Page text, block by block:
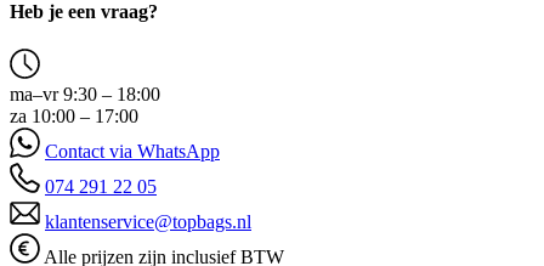
Heb je een vraag?
ma–vr 9:30 – 18:00
za 10:00 – 17:00
Contact via WhatsApp
074 291 22 05
klantenservice@topbags.nl
Alle prijzen zijn inclusief BTW